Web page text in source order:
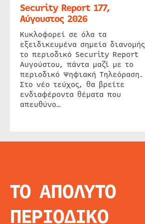
Security Report 177,
Αύγουστος 2026
Κυκλοφορεί σε όλα τα
εξειδικευμένα σημεία διανομής
το περιοδικό Security Report
Αυγούστου, πάντα μαζί με το
περιοδικό Ψηφιακή Τηλεόραση.
Στο νέο τεύχος, θα βρείτε
ενδιαφέροντα θέματα που
απευθύνο…
ΤΟ ΑΠΟΛΥΤΟ
ΠΕΡΙΟΔΙΚΟ